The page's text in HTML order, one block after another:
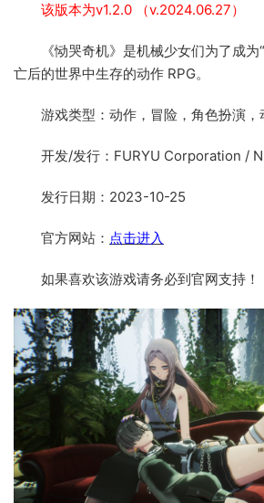
该版本为v1.2.0 （v.2024.06.27）
《恸哭奇机》是机械少女们为了成
亡后的世界中生存的动作 RPG。
游戏类型：动作，冒险，角色扮演，
开发/发行：FURYU Corporation /
发行日期：2023-10-25
官方网站： 点击进入
如果喜欢该游戏请务必到官网支持！